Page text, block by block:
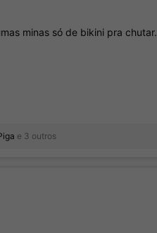
minas só de bikini pra chutar.
e 3 outros